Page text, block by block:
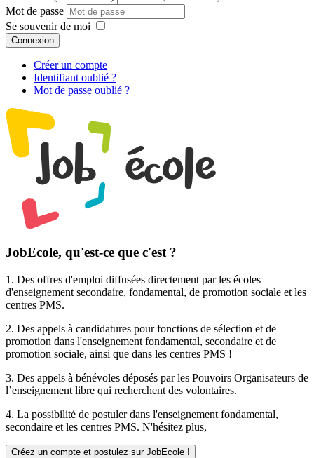
Mot de passe
Se souvenir de moi
Connexion
Créer un compte
Identifiant oublié ?
Mot de passe oublié ?
JobEcole, qu'est-ce que c'est ?
1. Des offres d'emploi diffusées directement par les écoles
d'enseignement secondaire, fondamental, de promotion sociale et les
centres PMS.
2. Des appels à candidatures pour fonctions de sélection et de
promotion dans l'enseignement fondamental, secondaire et de
promotion sociale, ainsi que dans les centres PMS !
3. Des appels à bénévoles déposés par les Pouvoirs Organisateurs de
l’enseignement libre qui recherchent des volontaires.
4. La possibilité de postulerdans l'enseignement fondamental,
secondaire et les centres PMS. N'hésitez plus,
Créez un compte et postulez sur JobEcole !